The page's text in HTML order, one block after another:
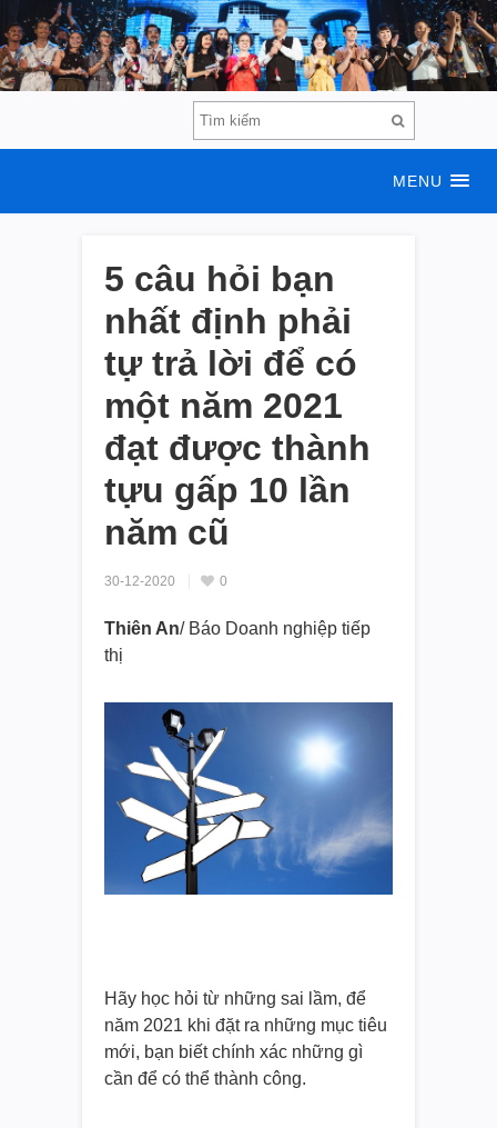
MENU
5 câu hỏi bạn
nhất định phải
tự trả lời để có
một năm 2021
đạt được thành
tựu gấp 10 lần
năm cũ
30-12-2020 0
Thiên An/ Báo Doanh nghiệp tiếp
thị
Hãy học hỏi từ những sai lầm, để
năm 2021 khi đặt ra những mục tiêu
mới, bạn biết chính xác những gì
cần để có thể thành công.